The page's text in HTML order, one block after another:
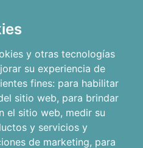
y otras tecnologías
su experiencia de
fines: para habilitar
sitio web, para brindar
el sitio web, medir su
y servicios y
de marketing, para